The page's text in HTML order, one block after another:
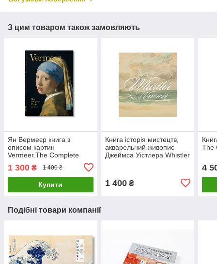
З цим товаром також замовляють
Ян Вермеєр книга з
описом картин
Vermeer.The Complete
Works. Karl Schutz Великі
художники книги про
живопис
1 300 ₴ 1 400 ₴
Купити
Книга історія мистецтв,
акварельний живопис
Джеймса Уістлера Whistler
1 400₴
The
4
Подібні товари компанії